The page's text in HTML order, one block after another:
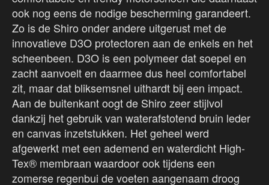
ook nog eens de nodige bescherming garandeert.
Zo is de Shiro onder andere uitgerust met de
innovatieve D3O protectoren aan de enkels en het
scheenbeen. D3O is een polymeer dat soepel en
zacht aanvoelt en daarmee dus heel comfortabel
zit, maar dat bliksemsnel uithardt bij een impact.
Aan de buitenkant oogt de Shiro zeer stijlvol
dankzij het gebruik van waterafstotend bruin leder
en canvas inzetstukken. Het geheel werd
afgewerkt met een ademend en waterdicht High-
Tex® membraan waardoor ook tijdens een
zomerse regenbui de voeten aangenaam droog